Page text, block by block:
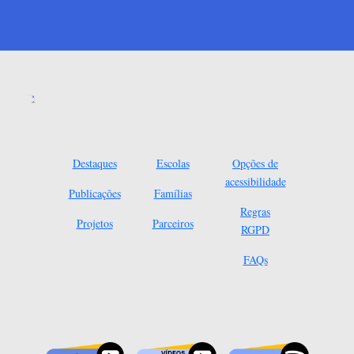
Destaques
Publicações
Projetos
Escolas
Famílias
Parceiros
Opções de
acessibilidade
Regras
RGPD
FAQs